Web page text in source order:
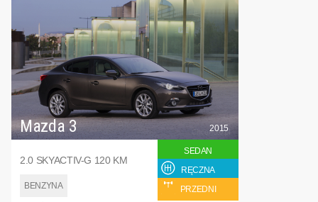
Mazda 3
2.0 SKYACTIV-G 120 KM
BENZYNA
2015
SEDAN
RĘCZNA
PRZEDNI